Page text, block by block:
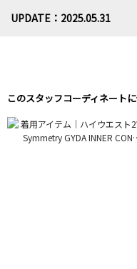
UPDATE：2025.05.31
このスタッフコーディネート